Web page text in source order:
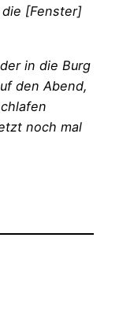
[Fenster]
in die Burg
den Abend,
noch mal